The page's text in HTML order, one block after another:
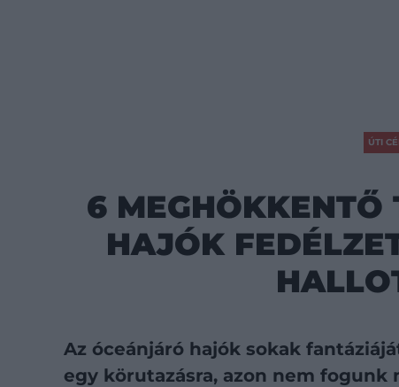
ÚTI
6 MEGHÖKKENTŐ
HAJÓK
Az óceánjáró hajók sokak
egy körutazásra, azon nem